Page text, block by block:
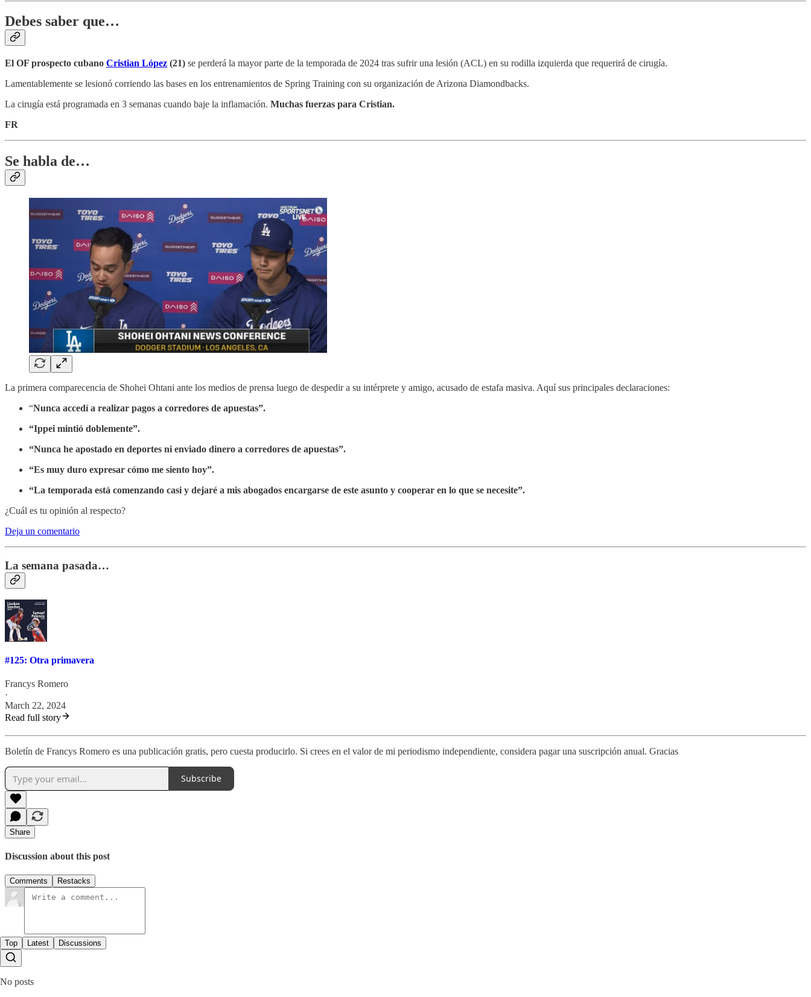
Debes saber que…
El OF prospecto cubano Cristian López (21) se perderá la mayor parte de la temporada de 2024 tras sufrir una lesión (ACL) en su rodilla izquierda que requerirá de cirugía.
Lamentablemente se lesionó corriendo las bases en los entrenamientos de Spring Training con su organización de Arizona Diamondbacks.
La cirugía está programada en 3 semanas cuando baje la inflamación. Muchas fuerzas para Cristian.
FR
Se habla de…
La primera comparecencia de Shohei Ohtani ante los medios de prensa luego de despedir a su intérprete y amigo, acusado de estafa masiva. Aquí sus principales declaraciones:
“Nunca accedí a realizar pagos a corredores de apuestas”.
“Ippei mintió doblemente”.
“Nunca he apostado en deportes ni enviado dinero a corredores de apuestas”.
“Es muy duro expresar cómo me siento hoy”.
“La temporada está comenzando casi y dejaré a mis abogados encargarse de este asunto y cooperar en lo que se necesite”.
¿Cuál es tu opinión al respecto?
Deja un comentario
La semana pasada…
#125: Otra primavera
Francys Romero
·
March 22, 2024
Read full story
Boletín de Francys Romero es una publicación gratis, pero cuesta producirlo. Si crees en el valor de mi periodismo independiente, considera pagar una suscripción anual. Gracias
Subscribe
Share
Discussion about this post
Comments Restacks
Top Latest Discussions
No posts